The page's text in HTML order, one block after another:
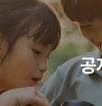
인기 키워드
#정기후원#하트플레이
공